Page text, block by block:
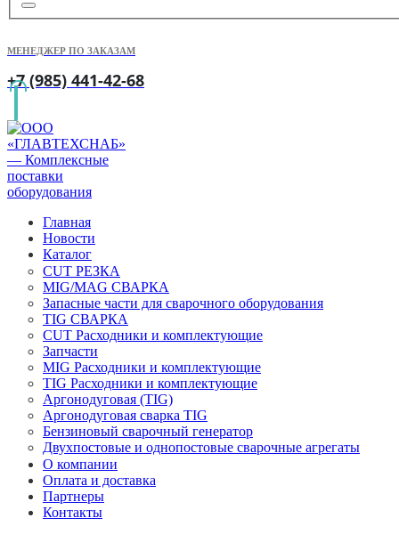
МЕНЕДЖЕР ПО ЗАКАЗАМ
+7 (985) 441-42-68
Главная
Новости
Каталог
CUT РЕЗКА
MIG/MAG СВАРКА
Запасные части для сварочного оборудования
TIG СВАРКА
CUT Расходники и комплектующие
Запчасти
MIG Расходники и комплектующие
TIG Расходники и комплектующие
Аргонодуговая (TIG)
Аргонодуговая сварка TIG
Бензиновый сварочный генератор
Двухпостовые и однопостовые сварочные агрегаты
О компании
Оплата и доставка
Партнеры
Контакты